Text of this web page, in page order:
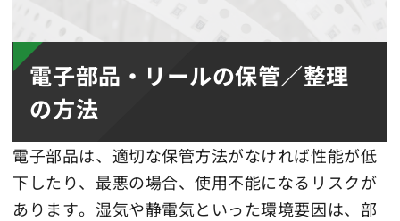
電子部品・リールの保管／整理
の方法
電子部品は、適切な保管方法がなければ性能が低
下したり、最悪の場合、使用不能になるリスクが
あります。湿気や静電気といった環境要因は、部